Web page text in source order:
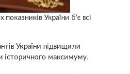
України б’є всі
України підвищили
історичного максимуму.